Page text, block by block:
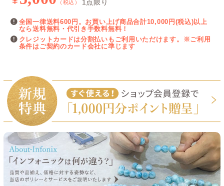
（税込） 1点限り
全国一律送料600円。お買い上げ商品合計10,000円(税込)以上
なら送料無料・代引き手数料無料！
クレジットカードは分割払いもご利用いただけます。※ご利用
条件はご契約のカード会社に準じます